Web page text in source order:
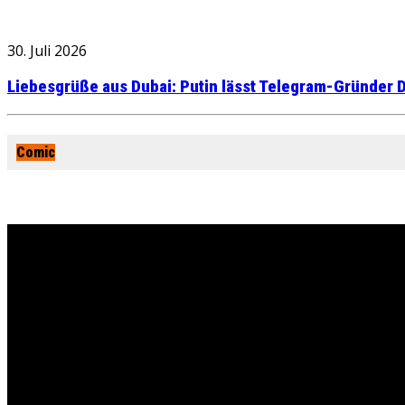
30. Juli 2026
Liebesgrüße aus Dubai: Putin lässt Telegram-Gründer
Comic